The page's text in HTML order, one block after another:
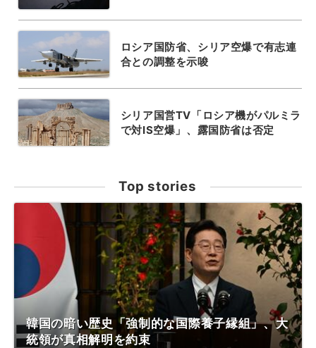
ロシア国防省、シリア空爆で有志連
合との調整を示唆
シリア国営TV「ロシア機がパルミラ
で対IS空爆」、露国防省は否定
Top stories
韓国の暗い歴史「強制的な国際養子縁組」、大
統領が真相解明を約束